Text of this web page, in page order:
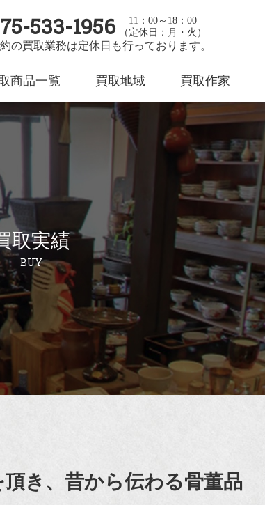
533-1956
11：00～18：00
（定休日：月・火）
の買取業務は定休日も行っております。
商品一覧 買取地域 買取作家
取実績
BUY
き、昔から伝わる骨董品